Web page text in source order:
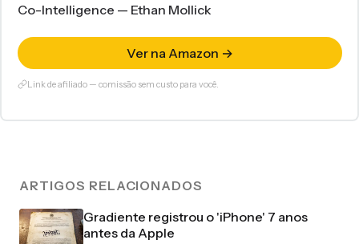
Co-Intelligence — Ethan Mollick
Ver na Amazon →
Link de afiliado — comissão sem custo para você.
ARTIGOS RELACIONADOS
Gradiente registrou o 'iPhone' 7 anos
antes da Apple